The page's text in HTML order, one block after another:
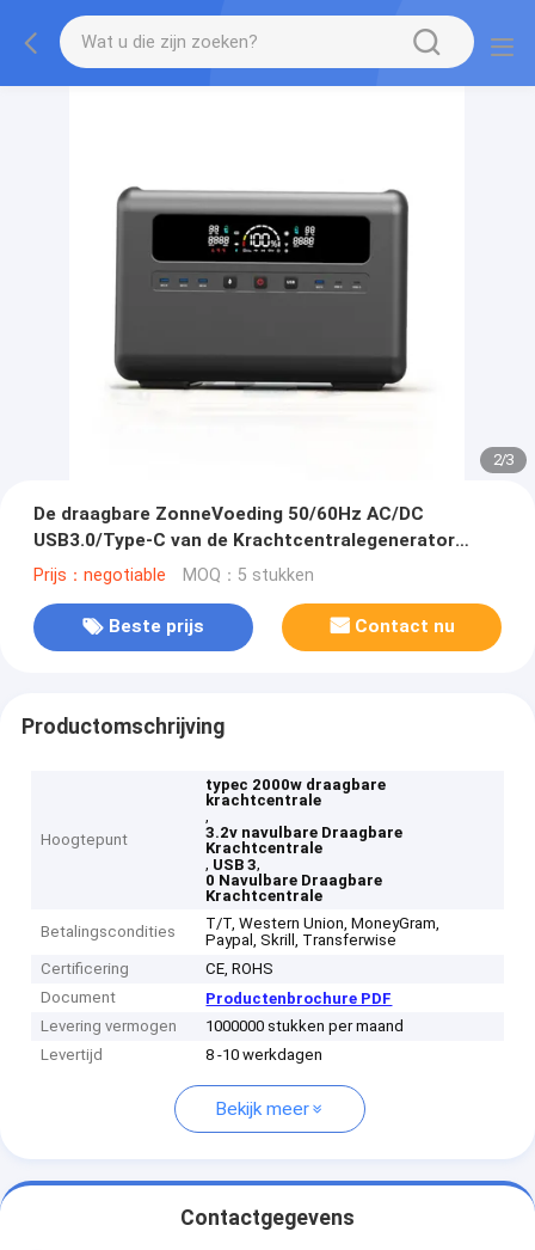
2/3
De draagbare ZonneVoeding 50/60Hz AC/DC
USB3.0/Type-C van de Krachtcentralegenerator
2304Wh
Prijs：negotiable MOQ：5 stukken
Beste prijs Contact nu
Productomschrijving
Hoogtepunt
typec 2000w draagbare
krachtcentrale
,
3.2v navulbare Draagbare
Krachtcentrale
, USB 3,
0 Navulbare Draagbare
Krachtcentrale
Betalingscondities
T/T, Western Union, MoneyGram,
Paypal, Skrill, Transferwise
Certificering
CE, ROHS
Document
Productenbrochure PDF
Levering vermogen
1000000 stukken per maand
Levertijd
8 -10 werkdagen
Bekijk meer
Contactgegevens